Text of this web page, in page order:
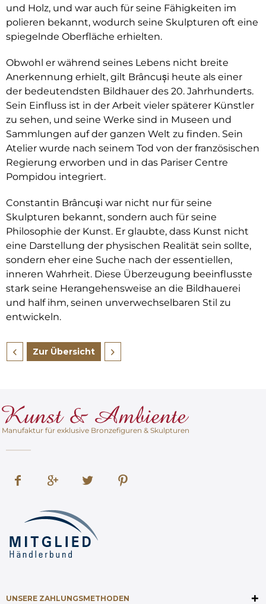
und Holz, und war auch für seine Fähigkeiten im
polieren bekannt, wodurch seine Skulpturen oft eine
spiegelnde Oberfläche erhielten.
Obwohl er während seines Lebens nicht breite
Anerkennung erhielt, gilt Brâncuși heute als einer
der bedeutendsten Bildhauer des 20. Jahrhunderts.
Sein Einfluss ist in der Arbeit vieler späterer Künstler
zu sehen, und seine Werke sind in Museen und
Sammlungen auf der ganzen Welt zu finden. Sein
Atelier wurde nach seinem Tod von der französischen
Regierung erworben und in das Pariser Centre
Pompidou integriert.
Constantin Brâncuși war nicht nur für seine
Skulpturen bekannt, sondern auch für seine
Philosophie der Kunst. Er glaubte, dass Kunst nicht
eine Darstellung der physischen Realität sein sollte,
sondern eher eine Suche nach der essentiellen,
inneren Wahrheit. Diese Überzeugung beeinflusste
stark seine Herangehensweise an die Bildhauerei
und half ihm, seinen unverwechselbaren Stil zu
entwickeln.
Zur Übersicht
Manufaktur für exklusive Bronzefiguren & Skulpturen
UNSERE ZAHLUNGSMETHODEN